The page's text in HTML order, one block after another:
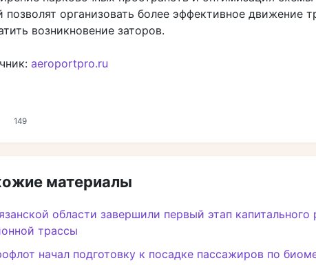
позволят организовать более эффективное движение
возникновение заторов.
aeroportpro.ru
149
материалы
области завершили первый этап
трассы
начал подготовку к посадке пассажиров по